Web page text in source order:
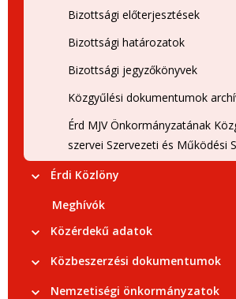
Bizottsági előterjesztések
Bizottsági határozatok
Bizottsági jegyzőkönyvek
Közgyűlési dokumentumok
Érd MJV Önkormányzatának
szervei Szervezeti és Működési
Érdi Közlöny
Meghívók
Közérdekű adatok
Közbeszerzési dokumentumok
Nemzetiségi önkormányzatok